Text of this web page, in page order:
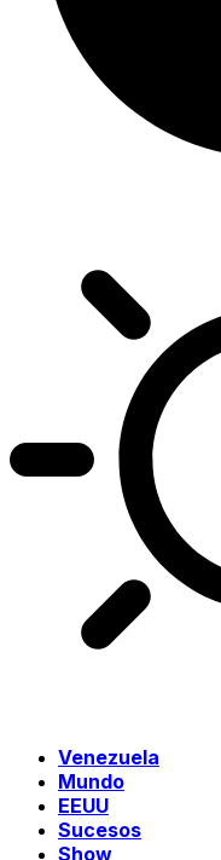
Venezuela
Mundo
EEUU
Sucesos
Show